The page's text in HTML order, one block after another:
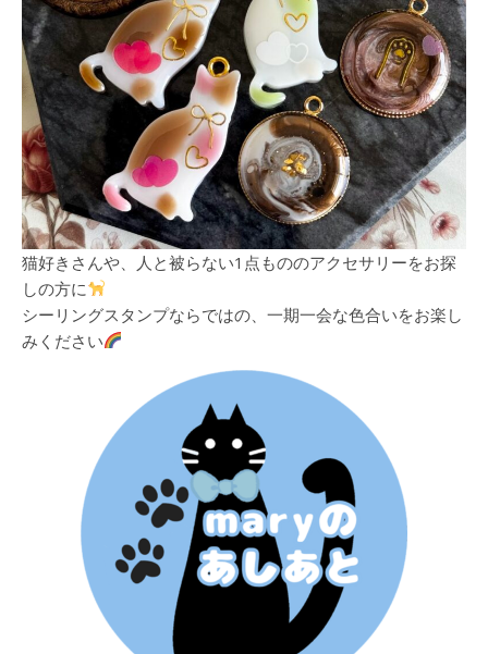
猫好きさんや、人と被らない1点もののアクセサリーをお探
しの方に
シーリングスタンプならではの、一期一会な色合いをお楽し
みください